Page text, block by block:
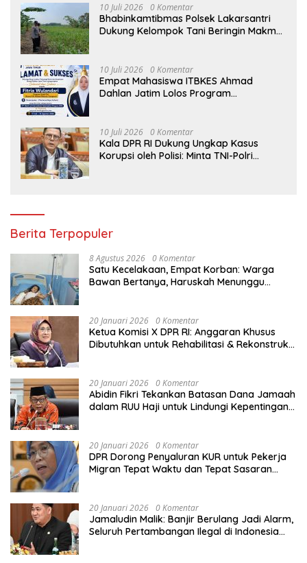
10 Juli 2026 0 Komentar
Bhabinkamtibmas Polsek Lakarsantri
Dukung Kelompok Tani Beringin Makmur
10 Juli 2026 0 Komentar
Empat Mahasiswa ITBKES Ahmad
Dahlan Jatim Lolos Program
Global
10 Juli 2026 0 Komentar
Kala DPR RI Dukung Ungkap Kasus
Korupsi oleh Polisi: Minta TNI-Polri
Berita Terpopuler
8 Agustus 2026 0 Komentar
Satu Kecelakaan, Empat Korban: Warga
Bawan Bertanya, Haruskah Menunggu
20 Januari 2026 0 Komentar
Ketua Komisi X DPR RI: Anggaran Khusus
Dibutuhkan untuk Rehabilitasi & Rekonstruksi
20 Januari 2026 0 Komentar
Abidin Fikri Tekankan Batasan Dana Jamaah
dalam RUU Haji untuk Lindungi Kepentingan
20 Januari 2026 0 Komentar
DPR Dorong Penyaluran KUR untuk Pekerja
Migran Tepat Waktu dan Tepat Sasaran
20 Januari 2026 0 Komentar
Jamaludin Malik: Banjir Berulang Jadi Alarm,
Seluruh Pertambangan Ilegal di Indonesia